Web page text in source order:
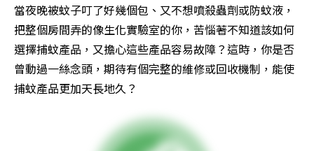
當夜晚被蚊子叮了好幾個包、又不想噴殺蟲劑或防蚊液，
把整個房間弄的像生化實驗室的你，苦惱著不知道該如何
選擇捕蚊產品，又擔心這些產品容易故障？這時，你是否
曾動過一絲念頭，期待有個完整的維修或回收機制，能使
捕蚊產品更加天長地久？